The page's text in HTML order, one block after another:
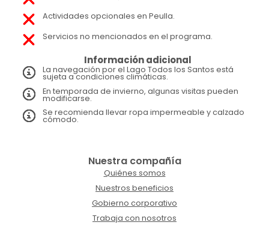
Actividades opcionales en Peulla.
Servicios no mencionados en el programa.
Información adicional
La navegación por el Lago Todos los Santos está
sujeta a condiciones climáticas.
En temporada de invierno, algunas visitas pueden
modificarse.
Se recomienda llevar ropa impermeable y calzado
cómodo.
Nuestra compañía
Quiénes somos
Nuestros beneficios
Gobierno corporativo
Trabaja con nosotros